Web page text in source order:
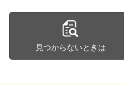
見つからないときは